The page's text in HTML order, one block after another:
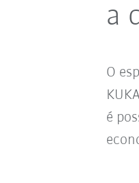
a
O
é